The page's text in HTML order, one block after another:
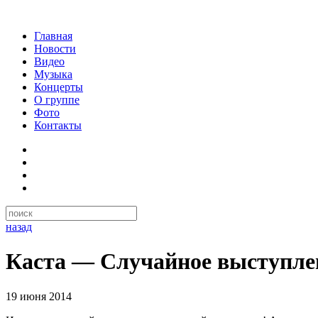
Главная
Новости
Видео
Музыка
Концерты
О группе
Фото
Контакты
назад
Каста — Случайное
19 июня 2014